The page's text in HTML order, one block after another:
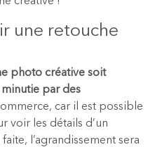
une retouche
photo créative soit
par des
car il est possible
voir les détails d’un
l’agrandissement sera